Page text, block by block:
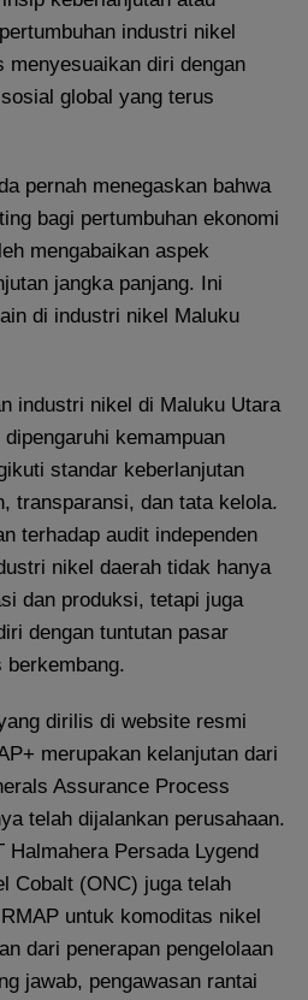
industri nikel
menyesuaikan diri dengan
global yang terus
pernah menegaskan bahwa
bagi pertumbuhan ekonomi
mengabaikan aspek
jangka panjang. Ini
di industri nikel Maluku
industri nikel di Maluku Utara
kemampuan
standar keberlanjutan
transparansi, dan tata kelola.
terhadap audit independen
nikel daerah tidak hanya
dan produksi, tetapi juga
dengan tuntutan pasar
dirilis di website resmi
merupakan kelanjutan dari
Assurance Process
telah dijalankan perusahaan.
Persada Lygend
Cobalt (ONC) juga telah
untuk komoditas nikel
dari penerapan pengelolaan
jawab, pengawasan rantai